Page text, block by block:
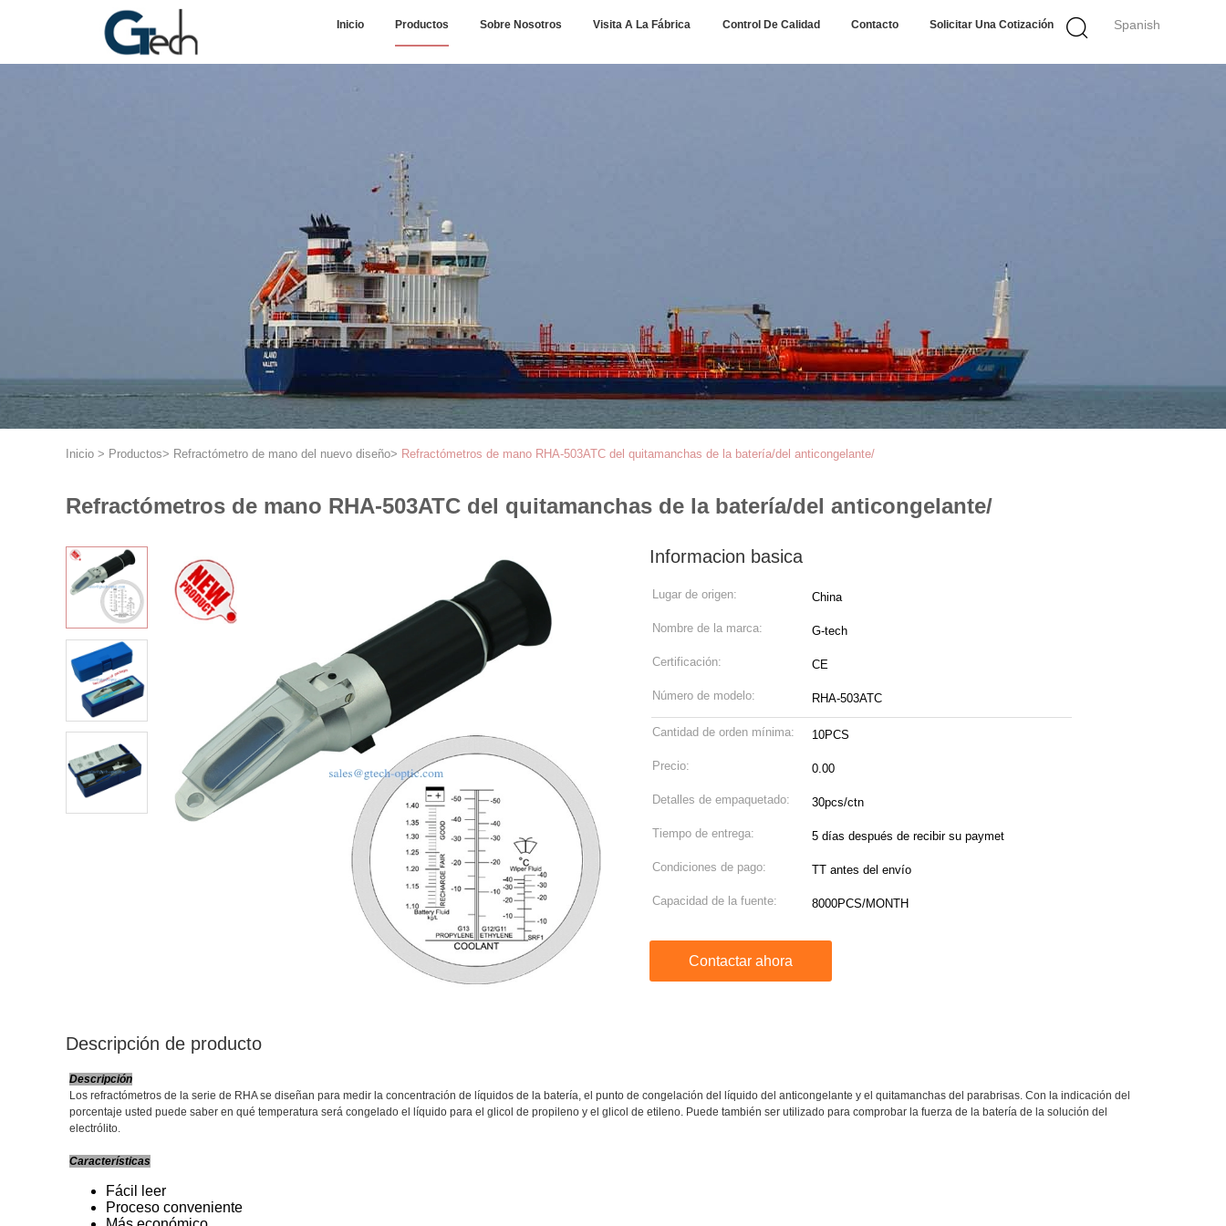
Spanish
Inicio Productos Sobre Nosotros Visita A La Fábrica Control De Calidad Contacto Solicitar Una Cotización
Inicio > Productos> Refractómetro de mano del nuevo diseño> Refractómetros de mano RHA-503ATC del quitamanchas de la batería/del anticongelante/
Refractómetros de mano RHA-503ATC del quitamanchas de la batería/del anticongelante/
Informacion basica
Lugar de origen: China
Nombre de la marca: G-tech
Certificación: CE
Número de modelo: RHA-503ATC
Cantidad de orden mínima: 10PCS
Precio: 0.00
Detalles de empaquetado: 30pcs/ctn
Tiempo de entrega: 5 días después de recibir su paymet
Condiciones de pago: TT antes del envío
Capacidad de la fuente: 8000PCS/MONTH
Contactar ahora
Descripción de producto
Descripción
Los refractómetros de la serie de RHA se diseñan para medir la concentración de líquidos de la batería, el punto de congelación del líquido del anticongelante y el quitamanchas del parabrisas. Con la indicación del
porcentaje usted puede saber en qué temperatura será congelado el líquido para el glicol de propileno y el glicol de etileno. Puede también ser utilizado para comprobar la fuerza de la batería de la solución del
electrólito.
Características
Fácil leer
Proceso conveniente